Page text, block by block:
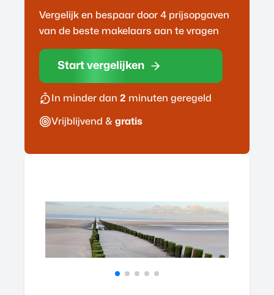
Vergelijk en bespaar door 4 prijsopgaven
van de beste makelaars aan te vragen
Start vergelijken
In minder dan 2 minuten geregeld
Vrijblijvend & gratis